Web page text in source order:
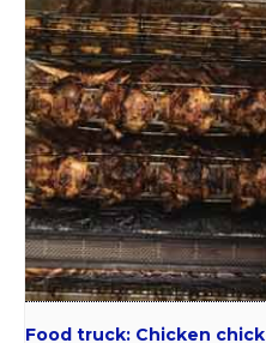
Food truck: Chicken chick